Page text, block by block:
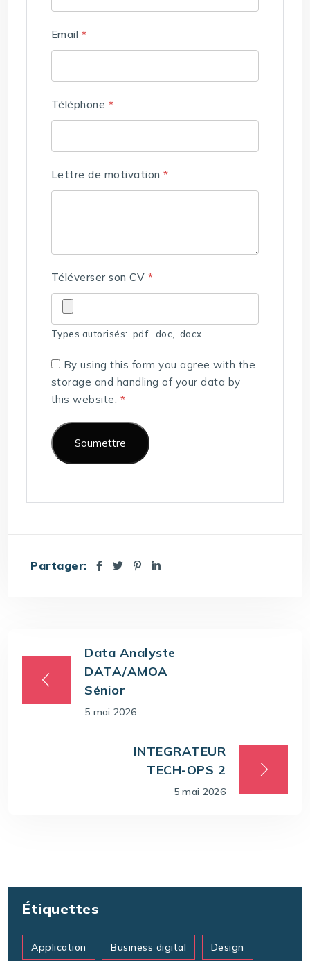
Email *
Téléphone *
Lettre de motivation*
Téléverser son CV *
Types autorisés: .pdf, .doc, .docx
By using this form you agree with the
storage and handling of your data by
this website. *
Partager:
Data Analyste
DATA/AMOA
Sénior
5 mai 2026
INTEGRATEUR
TECH-OPS 2
5 mai 2026
Étiquettes
Application Business digital Design